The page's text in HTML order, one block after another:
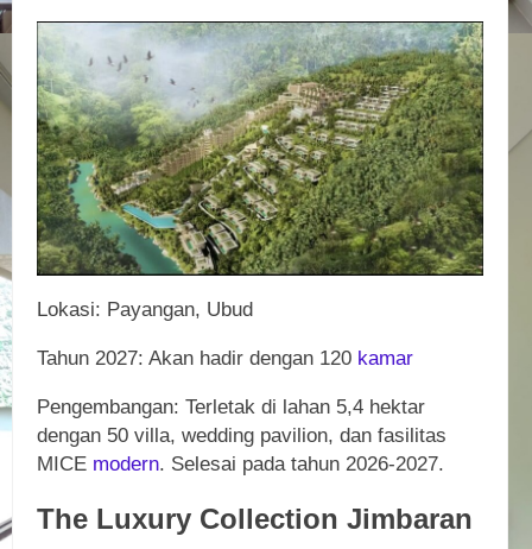
Lokasi: Payangan, Ubud
Tahun 2027: Akan hadir dengan 120 kamar
Pengembangan: Terletak di lahan 5,4 hektar
dengan 50 villa, wedding pavilion, dan fasilitas
MICE modern. Selesai pada tahun 2026-2027.
The Luxury Collection Jimbaran